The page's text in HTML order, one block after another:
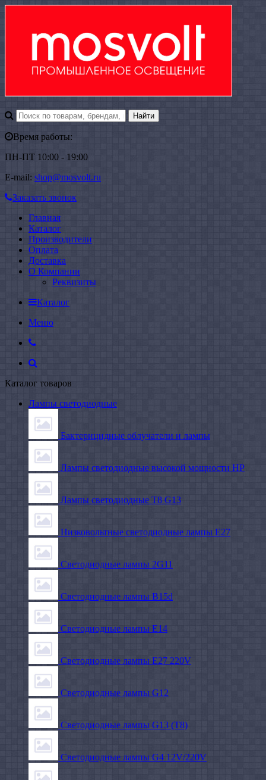
Время работы:
ПН-ПТ 10:00 - 19:00
E-mail: shop@mosvolt.ru
Заказать звонок
Главная
Каталог
Производители
Оплата
Доставка
О Компании
Реквизиты
Каталог
Меню
Каталог товаров
Лампы светодиодные
Бактерицидные облучатели и лампы
Лампы светодиодные высокой мощности HP
Лампы светодиодные Т8 G13
Низковольтные светодиодные лампы E27
Светодиодные лампы 2G11
Светодиодные лампы B15d
Светодиодные лампы E14
Светодиодные лампы E27 220V
Светодиодные лампы G12
Светодиодные лампы G13 (T8)
Светодиодные лампы G4 12V/220V